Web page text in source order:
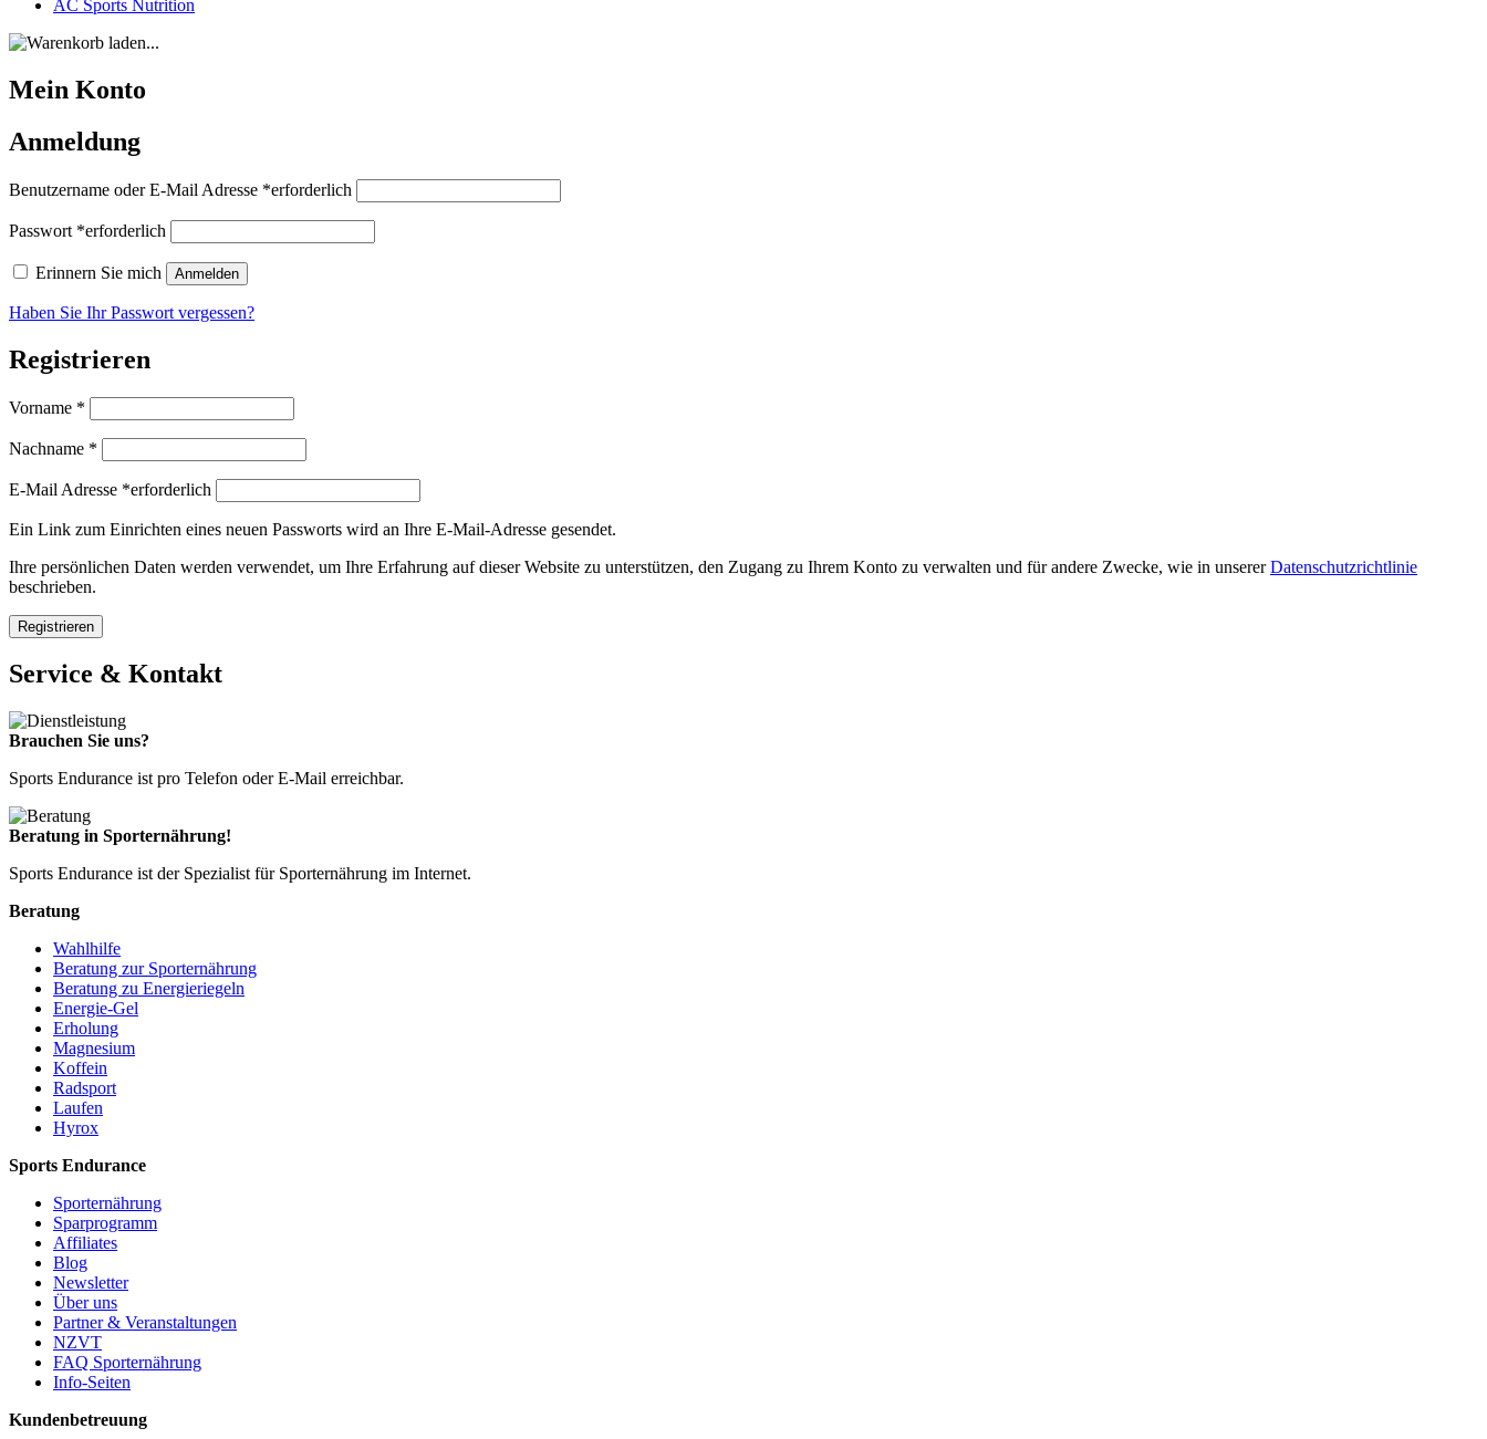
AC Sports Nutrition
Mein Konto
Anmeldung
Benutzername oder E-Mail Adresse *erforderlich
Passwort *erforderlich
Erinnern Sie mich Anmelden
Haben Sie Ihr Passwort vergessen?
Registrieren
Vorname *
Nachname *
E-Mail Adresse *erforderlich
Ein Link zum Einrichten eines neuen Passworts wird an Ihre E-Mail-Adresse gesendet.
Ihre persönlichen Daten werden verwendet, um Ihre Erfahrung auf dieser Website zu unterstützen, den Zugang zu Ihrem Konto zu verwalten und für andere Zwecke, wie in unsererDatenschutzrichtlinie
beschrieben.
Registrieren
Service & Kontakt
Brauchen Sie uns?
Sports Endurance ist pro Telefon oder E-Mail erreichbar.
Beratung in Sporternährung!
Sports Endurance ist der Spezialist für Sporternährung im Internet.
Beratung
Wahlhilfe
Beratung zur Sporternährung
Beratung zu Energieriegeln
Energie-Gel
Erholung
Magnesium
Koffein
Radsport
Laufen
Hyrox
Sports Endurance
Sporternährung
Sparprogramm
Affiliates
Blog
Newsletter
Über uns
Partner & Veranstaltungen
NZVT
FAQ Sporternährung
Info-Seiten
Kundenbetreuung